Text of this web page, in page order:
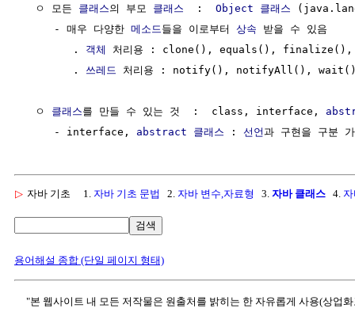
  ㅇ 모든
클래스의 부모 클래스
  :
Object 클래스
     - 매우 다양한
메소드 들을 이로부터 상속 받을 수 있음
        .
객체
처리용 : clone(), equals(), finalize(),
        .
쓰레드 처리용 : notify(), notifyAll(),
  ㅇ
클래스를 만들 수 있는 것  :  class, interface,
     - interface,
abstract 클래스 : 선언
▷ 자바 기초 1. 자바 기초 문법 2. 자바 변수,자료형 3. 자바 클래스 4.
검색
용어해설 종합 (단일 페이지 형태)
"본 웹사이트 내 모든 저작물은 원출처를 밝히는 한 자유롭게 사용(상업